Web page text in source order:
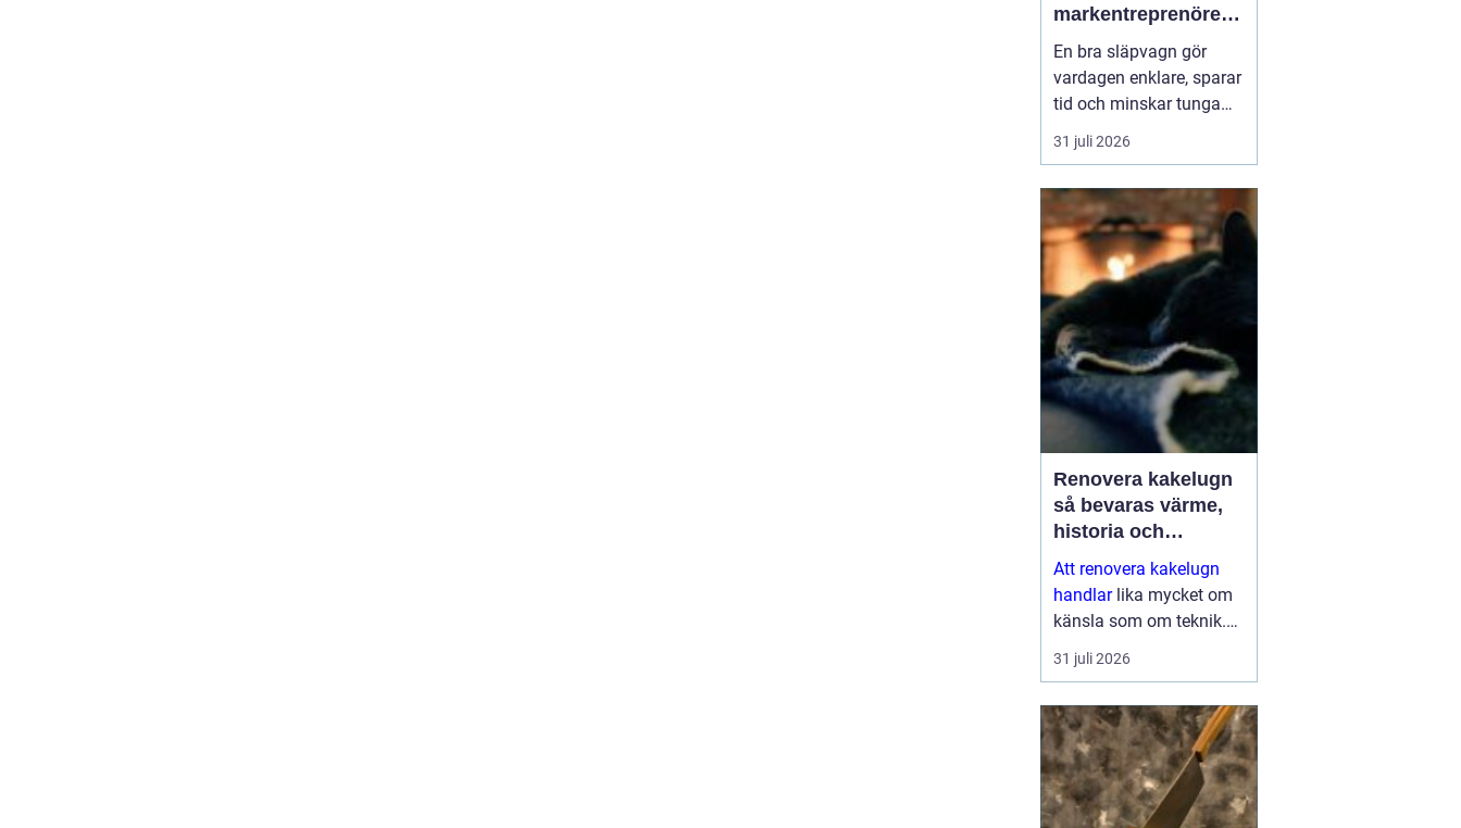
markentreprenörer
och lantbruk en
praktisk guide
En bra släpvagn gör
vardagen enklare, sparar
tid och minskar tunga
lyft. När lasten är bulkig,
smutsig eller tung som
Tippsläp snabbten av
de mest värd...
31 juli 2026
Renovera kakelugn
så bevaras värme,
historia och
trygghet
Att renovera kakelugn
handlarlika mycket om
känsla som om teknik.
En kakelugn ger stilla
värme, dämpar ljud och
samlingspunkt i rummet.
Samtidigt är den ett
avancerat...
31 juli 2026